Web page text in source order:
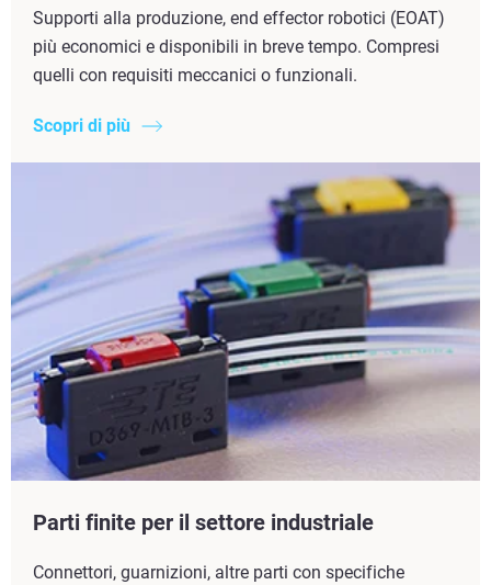
Supporti alla produzione, end effector robotici (EOAT)
più economici e disponibili in breve tempo. Compresi
quelli con requisiti meccanici o funzionali.
Scopri di più
Parti finite per il settore industriale
Connettori, guarnizioni, altre parti con specifiche